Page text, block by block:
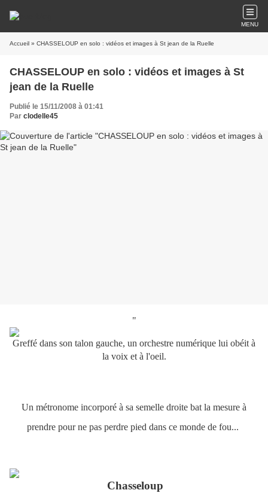
MENU
Accueil » CHASSELOUP en solo : vidéos et images à St jean de la Ruelle
CHASSELOUP en solo : vidéos et images à St
jean de la Ruelle
Publié le 15/11/2008 à 01:41
Par clodelle45
"
Greffé dans son talon gauche, un orchestre numérique lui obéit à
la voix et à l'oeil.
Un métronome incorporé à sa semelle droite bat la mesure à
prendre pour ne pas perdre pied dans ce monde de fou...
Chasseloup